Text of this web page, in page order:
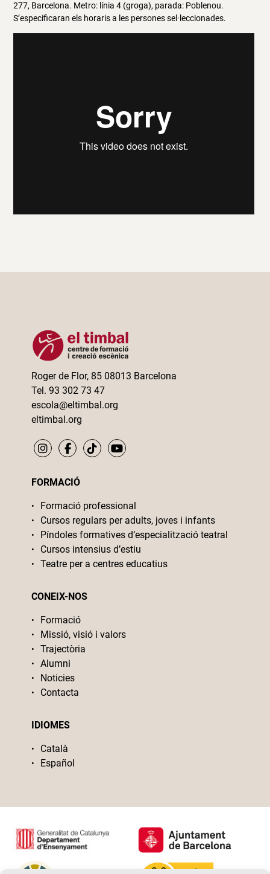
277, Barcelona. Metro: línia 4 (groga), parada: Poblenou.
S’especificaran els horaris a les persones sel·leccionades.
Roger de Flor, 85 08013 Barcelona
Tel. 93 302 73 47
escola@eltimbal.org
eltimbal.org
FORMACIÓ
Formació professional
Cursos regulars per adults, joves i infants
Píndoles formatives d’especialització teatral
Cursos intensius d’estiu
Teatre per a centres educatius
CONEIX-NOS
Formació
Missió, visió i valors
Trajectòria
Alumni
Noticies
Contacta
IDIOMES
Català
Español